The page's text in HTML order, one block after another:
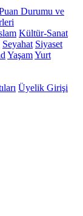
Durumu ve
Kültür-Sanat
Seyahat Siyaset
YaşamYurt
Üyelik Girişi